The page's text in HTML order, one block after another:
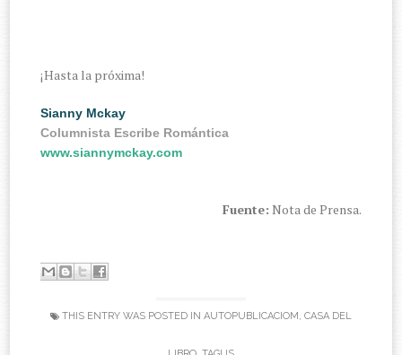
¡Hasta la próxima!
Sianny Mckay
Columnista Escribe Romántica
www.siannymckay.com
Fuente: Nota de Prensa.
THIS ENTRY WAS POSTED IN AUTOPUBLICACIOM, CASA DEL